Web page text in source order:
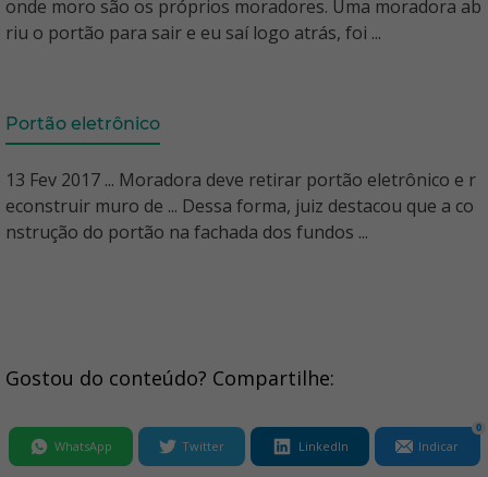
onde moro são os próprios moradores. Uma moradora ab
riu o portão para sair e eu saí logo atrás, foi ...
Portão eletrônico
13 Fev 2017 ... Moradora deve retirar portão eletrônico e r
econstruir muro de ... Dessa forma, juiz destacou que a co
nstrução do portão na fachada dos fundos ...
Gostou do conteúdo? Compartilhe:
WhatsApp Twitter LinkedIn Indicar
0